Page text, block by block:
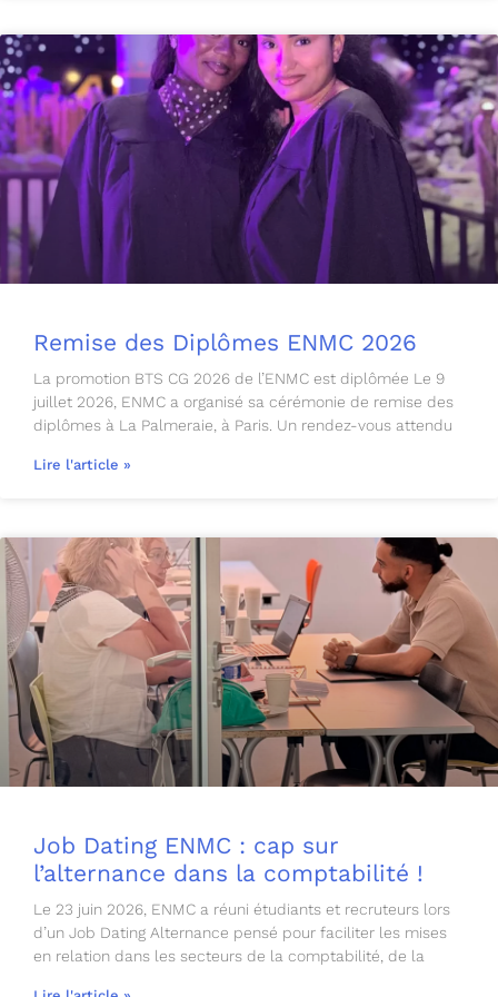
Remise des Diplômes ENMC 2026
La promotion BTS CG 2026 de l’ENMC est diplômée Le 9
juillet 2026, ENMC a organisé sa cérémonie de remise des
diplômes à La Palmeraie, à Paris. Un rendez-vous attendu
Lire l'article »
Job Dating ENMC : cap sur
l’alternance dans la comptabilité !
Le 23 juin 2026, ENMC a réuni étudiants et recruteurs lors
d’un Job Dating Alternance pensé pour faciliter les mises
en relation dans les secteurs de la comptabilité, de la